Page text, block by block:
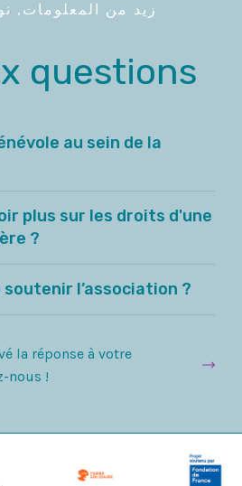
questions
au sein de la
plus sur les droits d'une
?
l’association ?
la réponse à votre
nous !